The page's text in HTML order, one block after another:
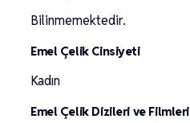
Bilinmemektedir.
Emel Çelik Cinsiyeti
Kadın
Emel Çelik Dizileri ve Filmleri